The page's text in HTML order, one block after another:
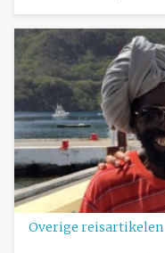
Overige reisartikelen